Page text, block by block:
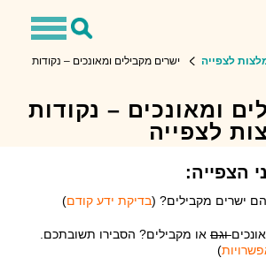
Toggle
Toggle
לצפייה
ישרים מקבילים ומאונכים – נקודות
ומאונכים – נקודות
לצפייה
הצפייה:
ישרים מקבילים? (בדיקת ידע קודם)
וגם או מקבילים? הסבירו תשובתכם.
)